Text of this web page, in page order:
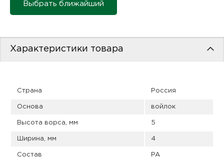
Выбрать ближайший
Характеристики товара
Страна Россия
Основа войлок
Высота ворса, мм 5
Ширина, мм 4
Состав PA